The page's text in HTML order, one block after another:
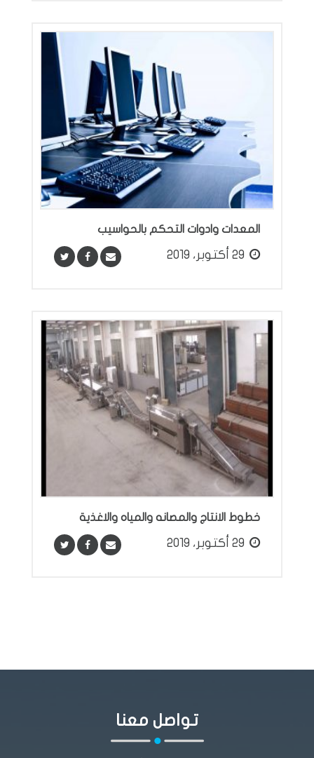
المعدات وادوات التحكم بالحواسيب
29 أكتوبر، 2019
خطوط الانتاج والمصانه والمياه والاغذية
29 أكتوبر، 2019
تواصل معنا